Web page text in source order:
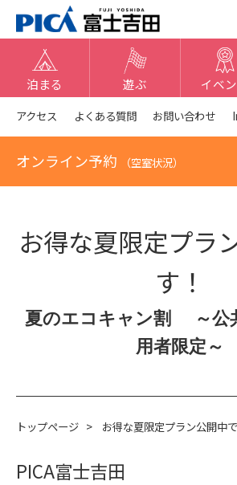
泊まる 遊ぶ イベ
アクセス よくある質問 お問い合わせ
オンライン予約 （空室状況）
お得な夏限定プラ
す！
夏のエコキャン割 ～公
用者限定～
トップページ > お得な夏限定プラン公開中
PICA富士吉田